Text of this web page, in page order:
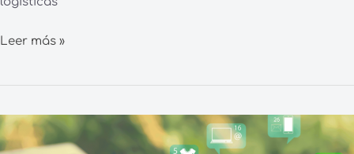
Leer más »
commerce